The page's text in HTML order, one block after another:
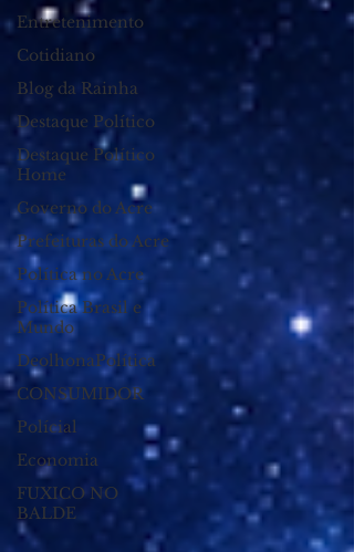
Entretenimento
Cotidiano
Blog da Rainha
Destaque Político
Destaque Político
Home
Governo do Acre
Prefeituras do Acre
Política no Acre
Política Brasil e
Mundo
DeolhonaPolítica
CONSUMIDOR
Polícial
Economia
FUXICO NO
BALDE